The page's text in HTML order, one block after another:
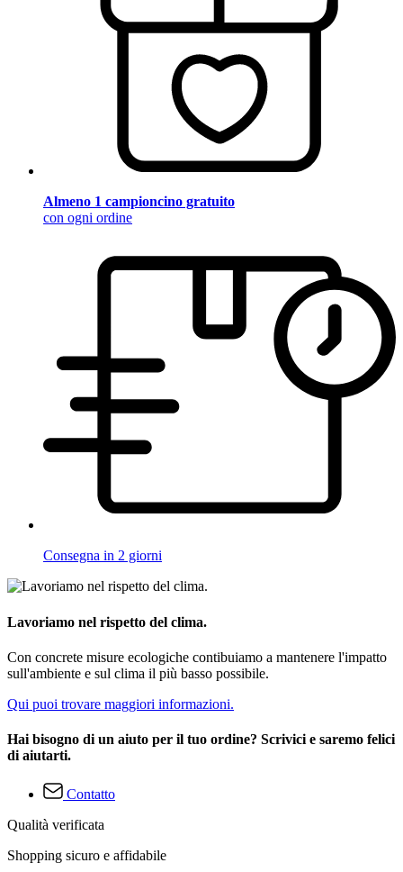
Almeno 1 campioncino gratuito
con ogni ordine
Consegna in 2 giorni
Lavoriamo nel rispetto del clima.
Con concrete misure ecologiche contibuiamo a mantenere l'impatto
sull'ambiente e sul clima il più basso possibile.
Qui puoi trovare maggiori informazioni.
Hai bisogno di un aiuto per il tuo ordine? Scrivici e saremo felici
di aiutarti.
Contatto
Qualità verificata
Shopping sicuro e affidabile